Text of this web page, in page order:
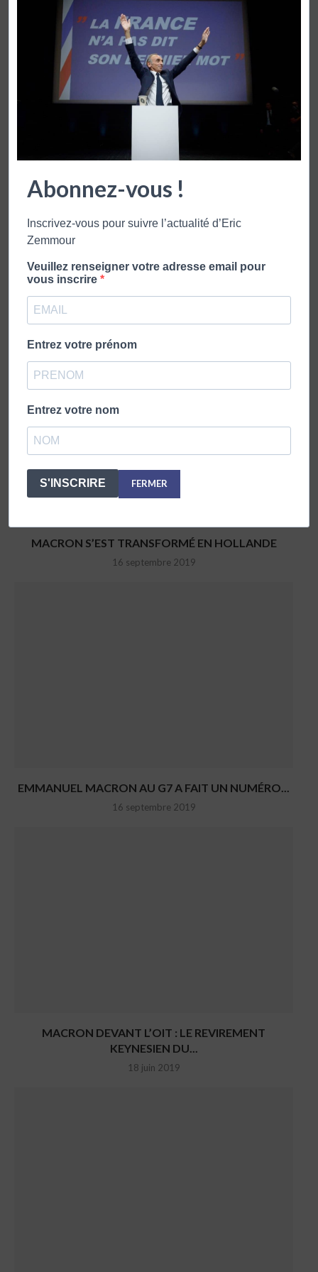
ZEMMOUR
Éric Zemmour est né le 31 août 1958 à
Montreuil. Il est journaliste politique,
écrivain, essayiste et polémiste français
publication précédente
ZEMMOUR & NAULLEAU – 7 DÉCEMBRE 2016
VOUS POURRIEZ AUSSI APPRECIER
MACRON S’EST TRANSFORMÉ EN HOLLANDE
16 septembre 2019
EMMANUEL MACRON AU G7 A FAIT UN NUMÉRO...
16 septembre 2019
MACRON DEVANT L’OIT : LE REVIREMENT
KEYNESIEN DU...
18 juin 2019
Abonnez-vous !
Inscrivez-vous pour suivre l’actualité d’Eric
Zemmour
Veuillez renseigner votre adresse email pour
vous inscrire
Entrez votre prénom
Entrez votre nom
S'INSCRIRE FERMER